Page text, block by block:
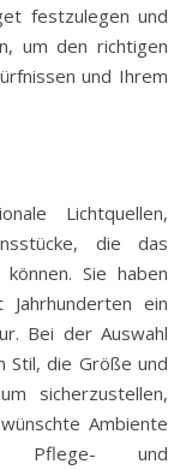
festzulegen und
um den richtigen
und Ihrem
Lichtquellen,
die das
Sie haben
ein
Bei der Auswahl
Stil, die Größe und
sicherzustellen,
Ambiente
Pflege- und